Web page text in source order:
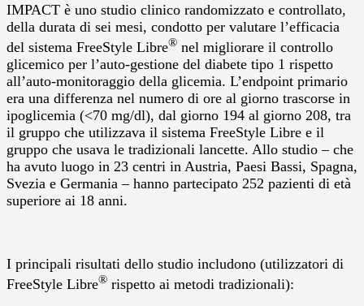
IMPACT è uno studio clinico randomizzato e controllato,
della durata di sei mesi, condotto per valutare l’efficacia
del sistema FreeStyle Libre® nel migliorare il controllo
glicemico per l’auto-gestione del diabete tipo 1 rispetto
all’auto-monitoraggio della glicemia. L’endpoint primario
era una differenza nel numero di ore al giorno trascorse in
ipoglicemia (<70 mg/dl), dal giorno 194 al giorno 208, tra
il gruppo che utilizzava il sistema FreeStyle Libre e il
gruppo che usava le tradizionali lancette. Allo studio – che
ha avuto luogo in 23 centri in Austria, Paesi Bassi, Spagna,
Svezia e Germania – hanno partecipato 252 pazienti di età
superiore ai 18 anni.
I principali risultati dello studio includono (utilizzatori di
FreeStyle Libre® rispetto ai metodi tradizionali):